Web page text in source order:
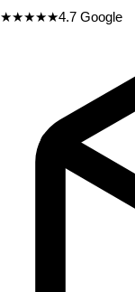
★★★★★4.7 Google